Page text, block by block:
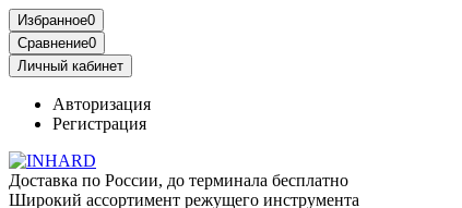
Избранное0
Сравнение0
Личный кабинет
Авторизация
Регистрация
Доставка по России, до терминала бесплатно
Широкий ассортимент режущего инструмента